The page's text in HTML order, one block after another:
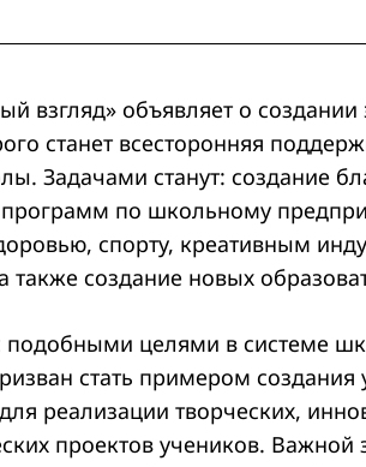
взгляд» объявляет о создании
станет всесторонняя
Задачами станут: создание
по школьному
спорту, креативным
также создание новых
подобными целями в системе
стать примером создания
реализации творческих,
проектов учеников. Важной